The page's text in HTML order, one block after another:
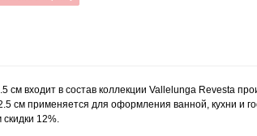
см входит в состав коллекции Vallelunga Revesta
см применяется для оформления ванной, кухни и
12%.